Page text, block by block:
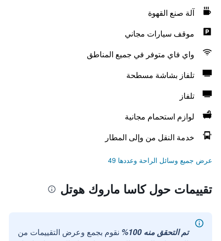
آلة صنع القهوة
موقف سيارات مجاني
واي فاي متوفر في جميع المناطق
تلفاز بشاشة مسطحة
تلفاز
لوازم استحمام مجانية
خدمة النقل من وإلى المطار
عرض جميع وسائل الراحة وعددها 49
تقييمات حول كاسا ماروك هوتل
تم التحقق منه 100%
نقوم بجمع وعرض التقييمات من